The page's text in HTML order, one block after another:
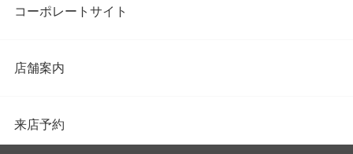
コーポレートサイト
店舗案内
来店予約